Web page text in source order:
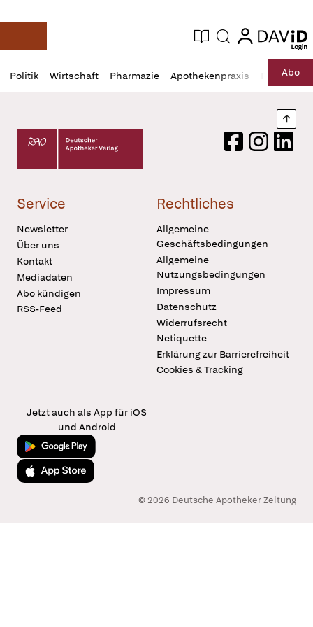
Deutsche Apotheker Zeitung
Aktuelle Ausgabe
Suche login
login
Politik Wirtschaft Pharmazie Apothekenpraxis RechtAbo
Profil
öffnen
Daz
Pur
Deutscher Apotheker Verlag Logo
FacebookInstagram
Service
Newsletter
Über uns
Kontakt
Mediadaten
Abo kündigen
RSS-Feed
Rechtliches
Allgemeine
Geschäftsbedingungen
Allgemeine
Nutzungsbedingungen
Impressum
Datenschutz
Widerrufsrecht
Netiquette
Erklärung zur Barrierefreiheit
Cookies & Tracking
Jetzt auch als App für iOS
und Android
Jetzt bei Google Play
Laden im App Store
© 2026 Deutsche Apotheker Zeitung